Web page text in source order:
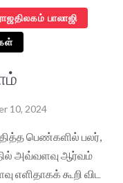
பாலாஜி
10, 2024
பெண்களில் பலர்,
அவ்வளவு ஆர்வம்
கூறி விட